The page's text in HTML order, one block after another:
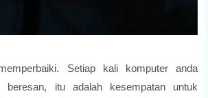
Setiap kali komputer anda
beresan, itu adalah kesempatan untuk